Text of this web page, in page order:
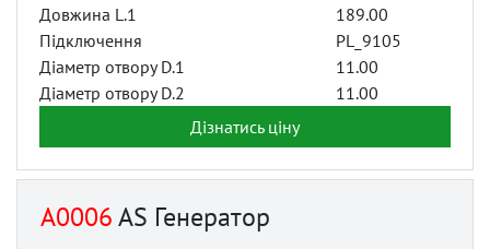
Довжина L.1
189.00
Підключення
PL_9105
Діаметр отвору D.1
11.00
Діаметр отвору D.2
11.00
Дізнатись ціну
A0006AS Генератор